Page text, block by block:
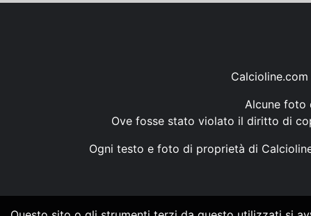
Alcune foto
Ove fosse stato violato il diritto di
Ogni testo e foto di proprietà di